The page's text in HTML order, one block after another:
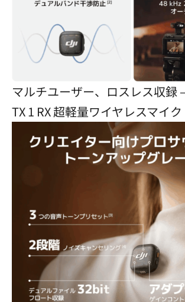
マルチユーザー、ロスレス収録
TX 1 RX 超軽量ワイヤレスマイク